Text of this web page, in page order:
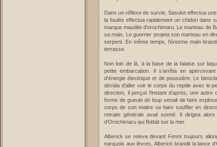
Dans un réflexe de survie, Sasuke effectua
la foulée effectua rapidement un chidori dans
marque maudite d'orochimaru. Le marteau de
sa main. Le guerrier projeta son marteau en
serpent. En même temps, l’énorme main
terrasse.
Non loin de là, à la base de la falaise sur
petite embarcation. Il s’arrêta en
d'énergie électrique et de poussière. Le
décida d'aller voir le corps du reptile avec le
direction, il perçut l'instant d'après, une autre
forme de gueule de loup venait de faire
corps de son maitre se faire souffler en
retraite générale avait sonné. Il dirigea
d'Orochimaru qui flottait sur la mer.
Alberick se releva devant Fenrir toujours
narquois aux lèvres, Alberick brandit la lance